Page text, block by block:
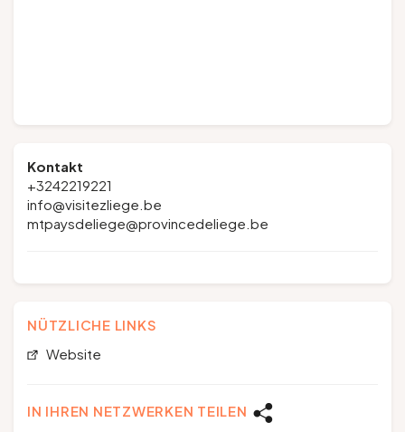
Kontakt
+3242219221
info@visitezliege.be
mtpaysdeliege@provincedeliege.be
NÜTZLICHE LINKS
Website
IN IHREN NETZWERKEN TEILEN